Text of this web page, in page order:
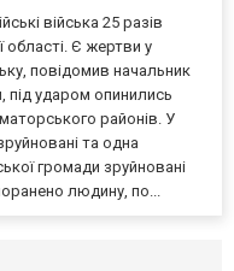
війська 25 разів
області. Є жертви у
повідомив начальник
ударом опинились
районів. У
та одна
громади зруйновані
людину, по...